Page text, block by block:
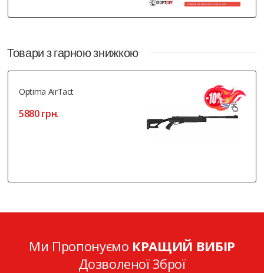
Товари з гарною знижкою
Optima AirTact
5880 грн.
Ми Пропонуємо КРАЩИЙ ВИБІР
Дозволеної Зброї